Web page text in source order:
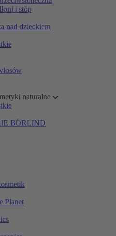
i stóp
nad dzieckiem
naturalne
BÖRLIND
Planet